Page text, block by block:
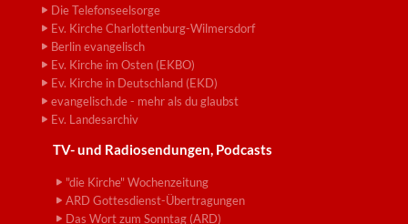
Die Telefonseelsorge
Ev. Kirche Charlottenburg-Wilmersdorf
Berlin evangelisch
Ev. Kirche im Osten (EKBO)
Ev. Kirche in Deutschland (EKD)
evangelisch.de - mehr als du glaubst
Ev. Landesarchiv
TV- und Radiosendungen, Podcasts
"die Kirche" Wochenzeitung
ARD Gottesdienst-Übertragungen
Das Wort zum Sonntag (ARD)